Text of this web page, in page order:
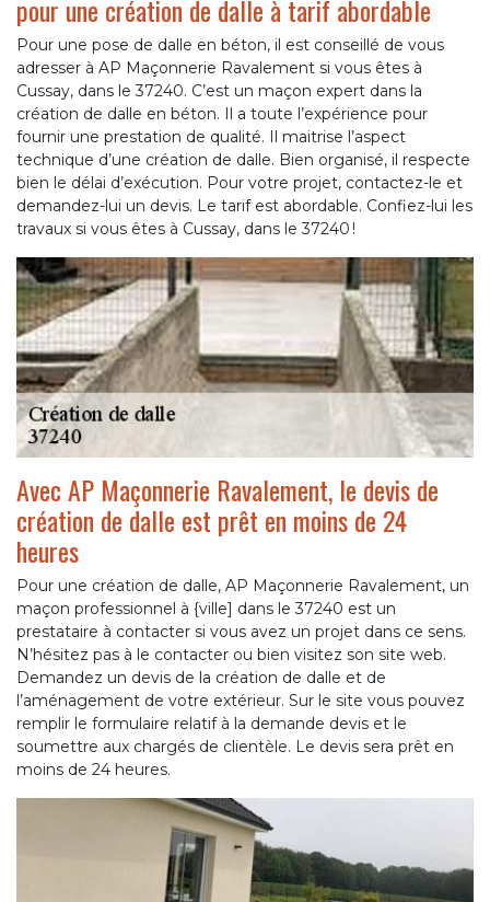
pour une création de dalle à tarif abordable
Pour une pose de dalle en béton, il est conseillé de vous
adresser à AP Maçonnerie Ravalement si vous êtes à
Cussay, dans le 37240. C’est un maçon expert dans la
création de dalle en béton. Il a toute l’expérience pour
fournir une prestation de qualité. Il maitrise l’aspect
technique d’une création de dalle. Bien organisé, il respecte
bien le délai d’exécution. Pour votre projet, contactez-le et
demandez-lui un devis. Le tarif est abordable. Confiez-lui les
travaux si vous êtes à Cussay, dans le 37240 !
Avec AP Maçonnerie Ravalement, le devis de
création de dalle est prêt en moins de 24
heures
Pour une création de dalle, AP Maçonnerie Ravalement, un
maçon professionnel à {ville] dans le 37240 est un
prestataire à contacter si vous avez un projet dans ce sens.
N’hésitez pas à le contacter ou bien visitez son site web.
Demandez un devis de la création de dalle et de
l’aménagement de votre extérieur. Sur le site vous pouvez
remplir le formulaire relatif à la demande devis et le
soumettre aux chargés de clientèle. Le devis sera prêt en
moins de 24 heures.